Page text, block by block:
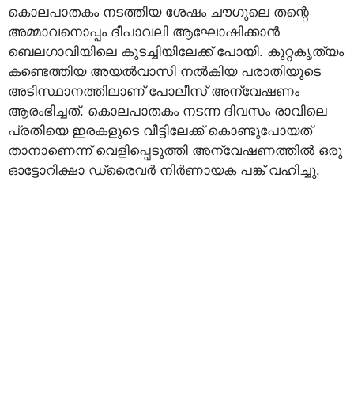
കൊലപാതകം നടത്തിയ ശേഷം ചൗഗുലെ തന്റെ
അമ്മാവനൊപ്പം ദീപാവലി ആഘോഷിക്കാന്‍
ബെലഗാവിയിലെ കുടച്ചിയിലേക്ക് പോയി. കുറ്റകൃത്യം
കണ്ടെത്തിയ അയല്‍വാസി നല്‍കിയ പരാതിയുടെ
അടിസ്ഥാനത്തിലാണ് പോലീസ് അന്വേഷണം
ആരംഭിച്ചത്. കൊലപാതകം നടന്ന ദിവസം രാവിലെ
പ്രതിയെ ഇരകളുടെ വീട്ടിലേക്ക് കൊണ്ടുപോയത്
താനാണെന്ന് വെളിപ്പെടുത്തി അന്വേഷണത്തില്‍ ഒരു
ഓട്ടോറിക്ഷാ ഡ്രൈവര്‍ നിര്‍ണായക പങ്ക് വഹിച്ചു.